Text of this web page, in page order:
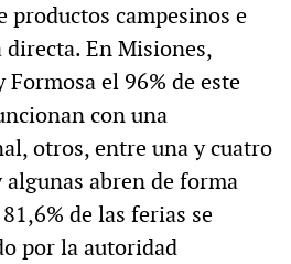
productos campesinos e
En Misiones,
el 96% de este
con una
otros, entre una y cuatro
algunas abren de forma
de las ferias se
por la autoridad